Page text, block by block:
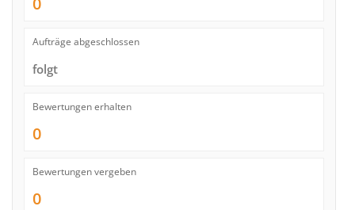
Aufträge abgeschlossen
folgt
Bewertungen erhalten
0
Bewertungen vergeben
0